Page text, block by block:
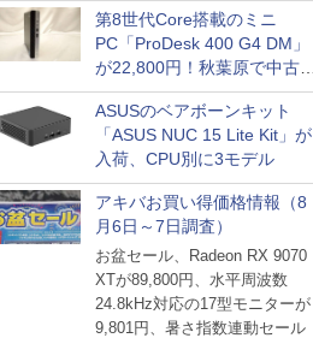
第8世代Core搭載のミニ
PC「ProDesk 400 G4 DM」
が22,800円！秋葉原で中古
PCセール
ASUSのベアボーンキット
「ASUS NUC 15 Lite Kit」が
入荷、CPU別に3モデル
アキバお買い得価格情報（8
月6日～7日調査）
お盆セール、Radeon RX 9070
XTが89,800円、水平周波数
24.8kHz対応の17型モニターが
9,801円、暑さ指数連動セール